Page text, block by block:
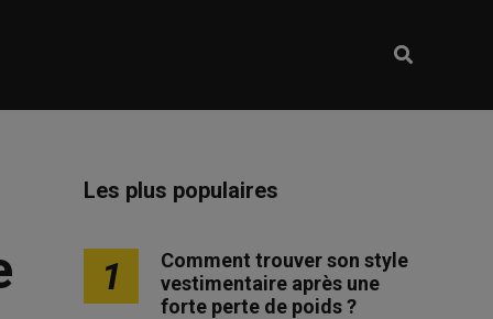
Les plus populaires
1
Comment trouver son style
vestimentaire après une
forte perte de poids ?